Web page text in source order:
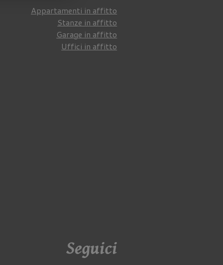
Appartamenti in affitto
Stanze in affitto
Garage in affitto
Uffici in affitto
Seguici